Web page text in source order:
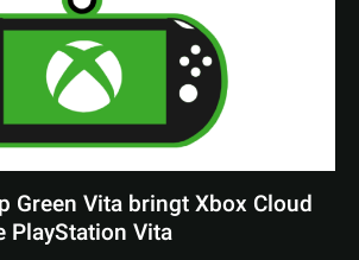
Green Vita bringt Xbox Cloud
PlayStation Vita